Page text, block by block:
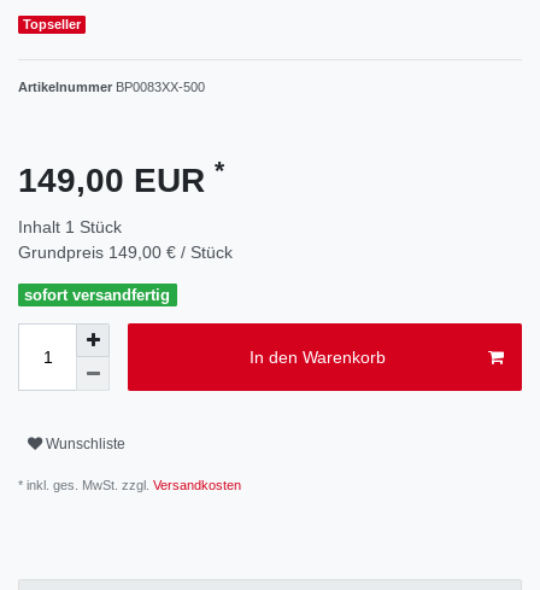
Topseller
Artikelnummer BP0083XX-500
149,00 EUR *
Inhalt 1 Stück
Grundpreis 149,00 € / Stück
sofort versandfertig
In den Warenkorb
Wunschliste
* inkl. ges. MwSt. zzgl. Versandkosten